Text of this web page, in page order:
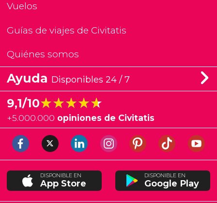
Vuelos
Guías de viajes de Civitatis
Quiénes somos
Ayuda Disponibles 24 / 7
9,1/10★★★★★
★★★★★
+5.000.000 opiniones de Civitatis
DISPONIBLE EN
App Store
DISPONIBLE EN
Google Play